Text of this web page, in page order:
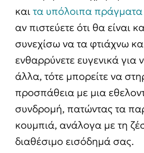
καιτα υπόλοιπα πράγματα
αν πιστεύετε ότι θα είναι
συνεχίσω να τα φτιάχνω
ενθαρρύνετε ευγενικά για
άλλα, τότε μπορείτε να
προσπάθεια με μια
συνδρομή, πατώντας τα
κουμπιά, ανάλογα με τη
διαθέσιμο εισόδημά σας.